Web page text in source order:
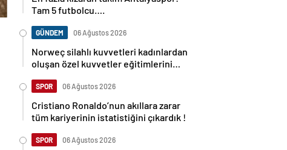
Tam 5 futbolcu….
GÜNDEM 06 Ağustos 2026
Norweç silahlı kuvvetleri kadınlardan
oluşan özel kuvvetler eğitimlerini
SPOR 06 Ağustos 2026
Cristiano Ronaldo’nun akıllara zarar
tüm kariyerinin istatistiğini çıkardık !
SPOR 06 Ağustos 2026